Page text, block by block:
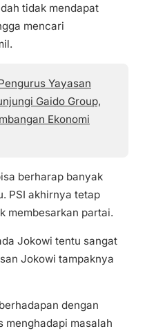
tidak mendapat
mencari
Yayasan
Gaido Group,
Ekonomi
berharap banyak
PSI akhirnya tetap
membesarkan partai.
Jokowi tentu sangat
Jokowi tampaknya
dengan
menghadapi masalah